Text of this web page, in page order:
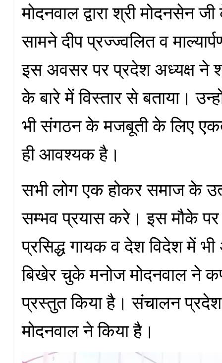
मोदनवाल द्वारा श्री मोदनसेन
सामने दीप प्रज्ज्वलित व
इस अवसर पर प्रदेश अध्यक्ष ने
के बारे में विस्तार से बताया।
भी संगठन के मजबूती के लिए
ही आवश्यक है।
सभी लोग एक होकर समाज के
सम्भव प्रयास करे। इस मौके पर
प्रसिद्ध गायक व देश विदेश में भी
बिखेर चुके मनोज मोदनवाल ने
प्रस्तुत किया है। संचालन
मोदनवाल ने किया है।